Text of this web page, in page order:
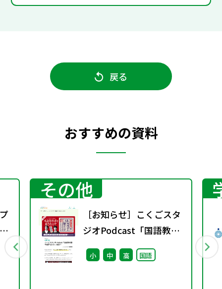
戻る
おすすめの資料
その他
［お知らせ］こくごスタ
ジオPodcast「国語教科
書を聴きなおす」配信中
小 中 高 国語